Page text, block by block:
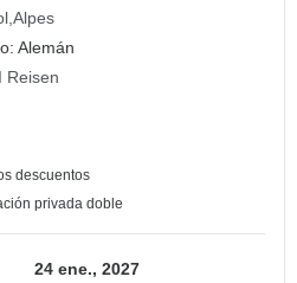
Alpes
Alemán
Reisen
descuentos
privada doble
24 ene., 2027